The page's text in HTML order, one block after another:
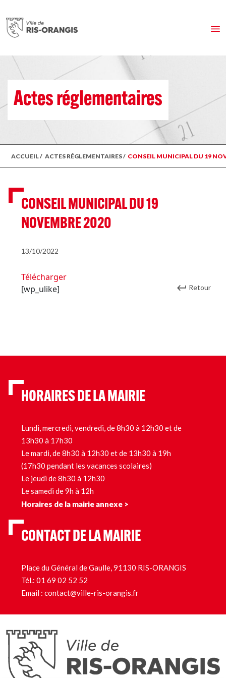
Actes réglementaires
ACCUEIL/ ACTES RÉGLEMENTAIRES/ CONSEIL MUNICIPAL DU 19
CONSEIL MUNICIPAL DU 19
NOVEMBRE 2020
13/10/2022
Télécharger
[wp_ulike]
Retour
HORAIRES DE LA MAIRIE
Lundi, mercredi, vendredi, de 8h30 à 12h30 et de
13h30 à 17h30
Le mardi, de 8h30 à 12h30 et de 13h30 à 19h
(17h30 pendant les vacances scolaires)
Le jeudi de 8h30 à 12h30
Le samedi de 9h à 12h
Horaires de la mairie annexe >
CONTACT DE LA MAIRIE
Place du Général de Gaulle, 91130 RIS-ORANGIS
Tél.: 01 69 02 52 52
Email : contact@ville-ris-orangis.fr